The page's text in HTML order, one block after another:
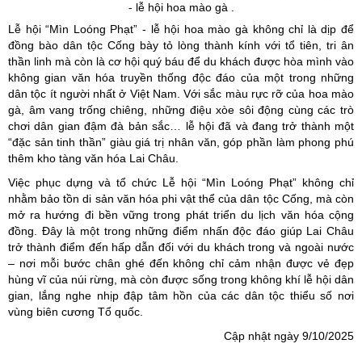
- lễ hội hoa mào gà .
Lễ hội “Mìn Loóng Phạt” - lễ hội hoa mào gà không chỉ là dịp để
đồng bào dân tộc Cống bày tỏ lòng thành kính với tổ tiên, tri ân
thần linh mà còn là cơ hội quý báu để du khách được hòa mình vào
không gian văn hóa truyền thống độc đáo của một trong những
dân tộc ít người nhất ở Việt Nam. Với sắc màu rực rỡ của hoa mào
gà, âm vang trống chiêng, những điệu xòe sôi động cùng các trò
chơi dân gian đậm đà bản sắc… lễ hội đã và đang trở thành một
“đặc sản tinh thần” giàu giá trị nhân văn, góp phần làm phong phú
thêm kho tàng văn hóa Lai Châu.
Việc phục dựng và tổ chức Lễ hội “Mìn Loóng Phạt” không chỉ
nhằm bảo tồn di sản văn hóa phi vật thể của dân tộc Cống, mà còn
mở ra hướng đi bền vững trong phát triển du lịch văn hóa cộng
đồng. Đây là một trong những điểm nhấn độc đáo giúp Lai Châu
trở thành điểm đến hấp dẫn đối với du khách trong và ngoài nước
– nơi mỗi bước chân ghé đến không chỉ cảm nhận được vẻ đẹp
hùng vĩ của núi rừng, mà còn được sống trong không khí lễ hội dân
gian, lắng nghe nhịp đập tâm hồn của các dân tộc thiểu số nơi
vùng biên cương Tổ quốc.
Cập nhật ngày 9/10/2025